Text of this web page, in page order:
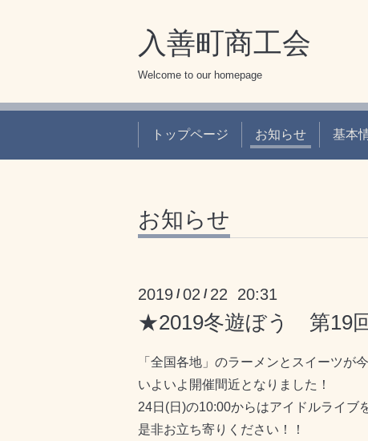
入善町商工会
Welcome to our homepage
トップページ お知らせ 基本
お知らせ
2019 /02 / 22 20:31
★2019冬遊ぼう 第19
「全国各地」のラーメンとスイーツが
いよいよ開催間近となりました！
24日(日)の10:00からはアイドルライブ
是非お立ち寄りください！！